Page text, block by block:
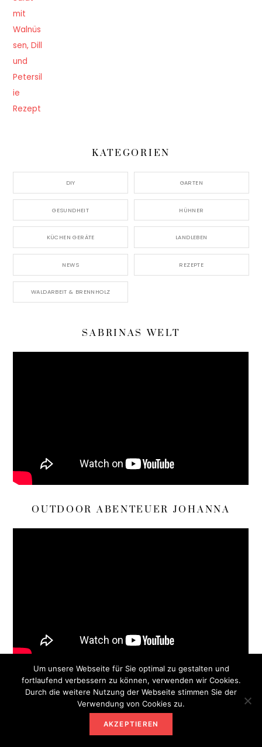
KATEGORIEN
DIY GARTEN
GESUNDHEIT HÜHNER
KÜCHEN GERÄTE LANDLEBEN
NEWS REZEPTE
WALDARBEIT & BRENNHOLZ
SABRINAS WELT
OUTDOOR ABENTEUER JOHANNA
HEIMATWURZEL YOUTUBE
Um unsere Webseite für Sie optimal zu gestalten und
fortlaufend verbessern zu können, verwenden wir Cookies.
Durch die weitere Nutzung der Webseite stimmen Sie der
Verwendung von Cookies zu.
AKZEPTIEREN